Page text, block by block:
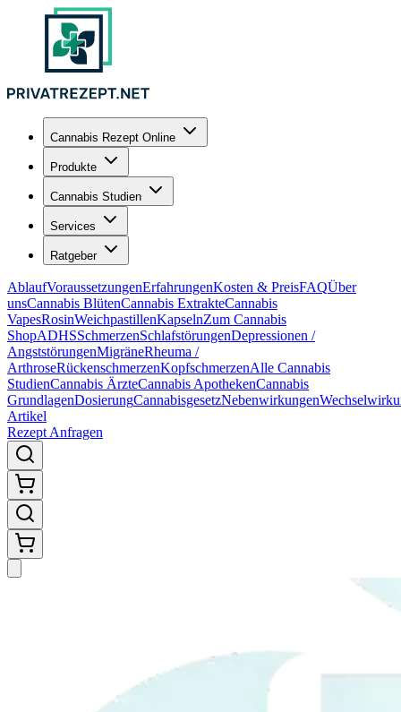
Cannabis Rezept Online
Produkte
Cannabis Studien
Services
Ratgeber
AblaufVoraussetzungenErfahrungenKosten & PreisFAQÜber
unsCannabis BlütenCannabis ExtrakteCannabis
VapesRosinWeichpastillenKapselnZum Cannabis
ShopADHSSchmerzenSchlafstörungenDepressionen /
AngststörungenMigräneRheuma /
ArthroseRückenschmerzenKopfschmerzenAlle Cannabis
StudienCannabis ÄrzteCannabis ApothekenCannabis
GrundlagenDosierungCannabisgesetzNebenwirkungen
Artikel
Rezept Anfragen